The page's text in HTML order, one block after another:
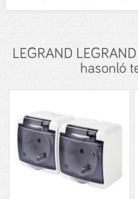
LEGRAND
hasonló